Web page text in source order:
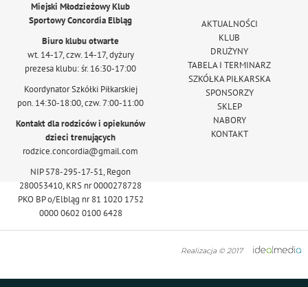
Miejski Młodzieżowy Klub
Sportowy Concordia Elbląg
Biuro klubu otwarte
wt. 14-17, czw. 14-17, dyżury
prezesa klubu: śr. 16:30-17:00
Koordynator Szkółki Piłkarskiej
pon. 14:30-18:00, czw. 7:00-11:00
Kontakt dla rodziców i opiekunów
dzieci trenujących
rodzice.concordia@gmail.com
NIP 578-295-17-51, Regon
280053410, KRS nr 0000278728
PKO BP o/Elbląg nr 81 1020 1752
0000 0602 0100 6428
AKTUALNOŚCI
KLUB
DRUŻYNY
TABELA I TERMINARZ
SZKÓŁKA PIŁKARSKA
SPONSORZY
SKLEP
NABORY
KONTAKT
Realizacja © 2017